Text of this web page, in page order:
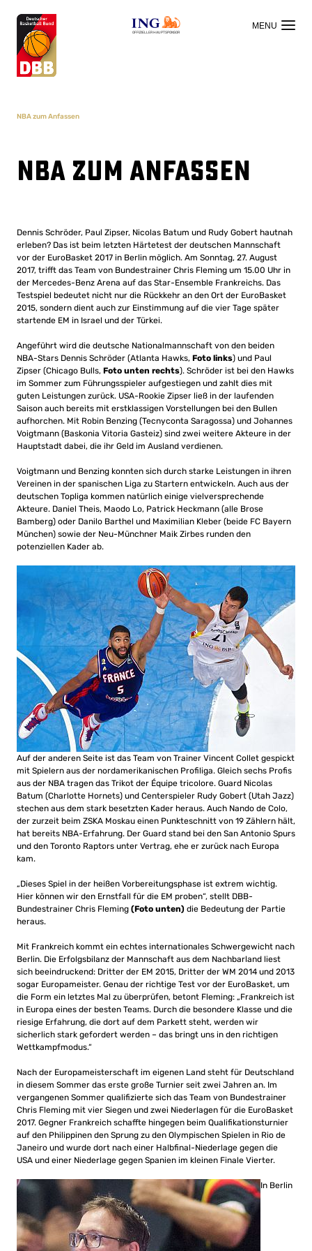
OFFIZIELLER HAUPTSPONSOR
NBA zum Anfassen
NBA zum Anfassen
Dennis Schröder, Paul Zipser, Nicolas Batum und Rudy Gobert hautnah
erleben? Das ist beim letzten Härtetest der deutschen Mannschaft
vor der EuroBasket 2017 in Berlin möglich. Am Sonntag, 27. August
2017, trifft das Team von Bundestrainer Chris Fleming um 15.00 Uhr in
der Mercedes-Benz Arena auf das Star-Ensemble Frankreichs. Das
Testspiel bedeutet nicht nur die Rückkehr an den Ort der EuroBasket
2015, sondern dient auch zur Einstimmung auf die vier Tage später
startende EM in Israel und der Türkei.
Angeführt wird die deutsche Nationalmannschaft von den beiden
NBA-Stars Dennis Schröder (Atlanta Hawks, Foto links) und Paul
Zipser (Chicago Bulls, Foto unten rechts). Schröder ist bei den Hawks
im Sommer zum Führungsspieler aufgestiegen und zahlt dies mit
guten Leistungen zurück. USA-Rookie Zipser ließ in der laufenden
Saison auch bereits mit erstklassigen Vorstellungen bei den Bullen
aufhorchen. Mit Robin Benzing (Tecnyconta Saragossa) und Johannes
Voigtmann (Baskonia Vitoria Gasteiz) sind zwei weitere Akteure in der
Hauptstadt dabei, die ihr Geld im Ausland verdienen.
Voigtmann und Benzing konnten sich durch starke Leistungen in ihren
Vereinen in der spanischen Liga zu Startern entwickeln. Auch aus der
deutschen Topliga kommen natürlich einige vielversprechende
Akteure. Daniel Theis, Maodo Lo, Patrick Heckmann (alle Brose
Bamberg) oder Danilo Barthel und Maximilian Kleber (beide FC Bayern
München) sowie der Neu-Münchner Maik Zirbes runden den
potenziellen Kader ab.
Auf der anderen Seite ist das Team von Trainer Vincent Collet gespickt
mit Spielern aus der nordamerikanischen Profiliga. Gleich sechs Profis
aus der NBA tragen das Trikot der Équipe tricolore. Guard Nicolas
Batum (Charlotte Hornets) und Centerspieler Rudy Gobert (Utah Jazz)
stechen aus dem stark besetzten Kader heraus. Auch Nando de Colo,
der zurzeit beim ZSKA Moskau einen Punkteschnitt von 19 Zählern hält,
hat bereits NBA-Erfahrung. Der Guard stand bei den San Antonio Spurs
und den Toronto Raptors unter Vertrag, ehe er zurück nach Europa
kam.
„Dieses Spiel in der heißen Vorbereitungsphase ist extrem wichtig.
Hier können wir den Ernstfall für die EM proben“, stellt DBB-
Bundestrainer Chris Fleming (Foto unten) die Bedeutung der Partie
heraus.
Mit Frankreich kommt ein echtes internationales Schwergewicht nach
Berlin. Die Erfolgsbilanz der Mannschaft aus dem Nachbarland liest
sich beeindruckend: Dritter der EM 2015, Dritter der WM 2014 und 2013
sogar Europameister. Genau der richtige Test vor der EuroBasket, um
die Form ein letztes Mal zu überprüfen, betont Fleming: „Frankreich ist
in Europa eines der besten Teams. Durch die besondere Klasse und die
riesige Erfahrung, die dort auf dem Parkett steht, werden wir
sicherlich stark gefordert werden – das bringt uns in den richtigen
Wettkampfmodus.“
Nach der Europameisterschaft im eigenen Land steht für Deutschland
in diesem Sommer das erste große Turnier seit zwei Jahren an. Im
vergangenen Sommer qualifizierte sich das Team von Bundestrainer
Chris Fleming mit vier Siegen und zwei Niederlagen für die EuroBasket
2017. Gegner Frankreich schaffte hingegen beim Qualifikationsturnier
auf den Philippinen den Sprung zu den Olympischen Spielen in Rio de
Janeiro und wurde dort nach einer Halbfinal-Niederlage gegen die
USA und einer Niederlage gegen Spanien im kleinen Finale Vierter.
In Berlin